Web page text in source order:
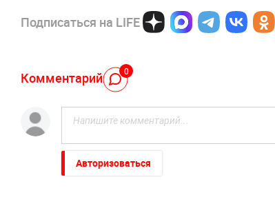
Подписаться на LIFE
Комментарий 0
Авторизоваться